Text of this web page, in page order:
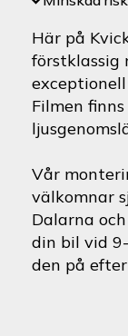
Här på
förstklassig
Filmen
Vår
välkomnar
Dalarna
din bil vid
den på